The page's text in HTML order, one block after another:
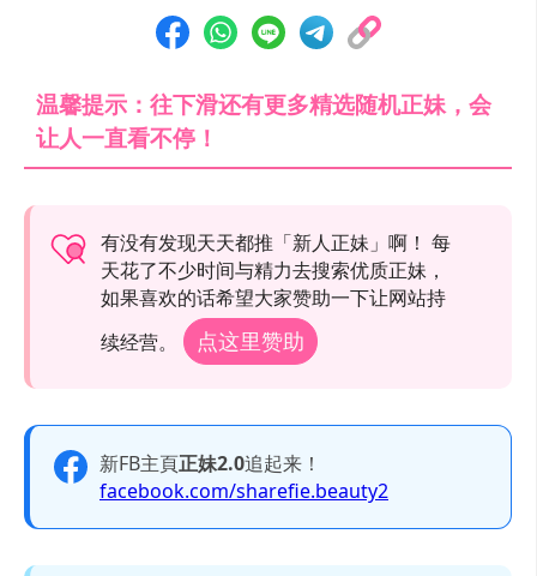
温馨提示：往下滑还有更多精选随机正妹，会
让人一直看不停！
有没有发现天天都推「新人正妹」啊！ 每
天花了不少时间与精力去搜索优质正妹，
如果喜欢的话希望大家赞助一下让网站持
续经营。
点这里赞助
新FB主頁正妹2.0追起来！
facebook.com/sharefie.beauty2